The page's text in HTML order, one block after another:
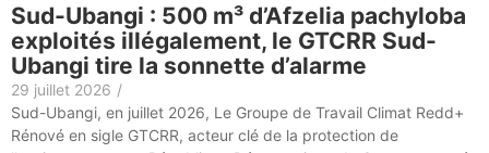
Sud-Ubangi : 500 m³ d’Afzelia pachyloba
exploités illégalement, le GTCRR Sud-
Ubangi tire la sonnette d’alarme
29 juillet 2026 /
Sud-Ubangi, en juillet 2026, Le Groupe de Travail Climat Redd+
Rénové en sigle GTCRR, acteur clé de la protection de